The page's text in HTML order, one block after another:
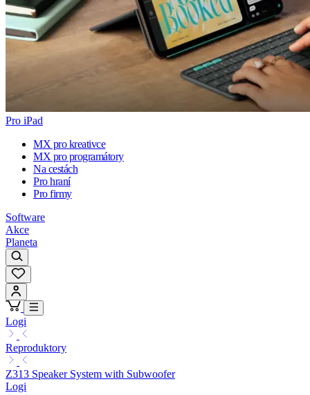
Pro iPad
MX pro kreativce
MX pro programátory
Na cestách
Pro hraní
Pro firmy
Software
Akce
Planeta
Logi
Reproduktory
Z313 Speaker System with Subwoofer
Logi